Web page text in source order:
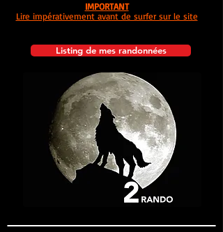
Listing de mes randonnées
IMPORTANT
Lire impérativement avant de surfer sur le site